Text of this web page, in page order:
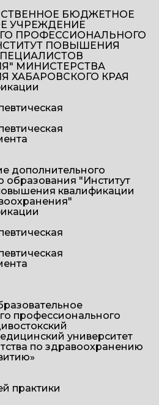
БЮДЖЕТНОЕ
УЧРЕЖДЕНИЕ
ПРОФЕССИОНАЛЬНОГО
ПОВЫШЕНИЯ
МИНИСТЕРСТВА
ХАБАРОВСКОГО КРАЯ
дополнительного
образования "Институт
квалификации
профессионального
университет
по здравоохранению
практики